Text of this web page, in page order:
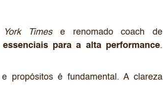
Timese renomado coach de
para a alta performance.
propósitos é fundamental. A clareza